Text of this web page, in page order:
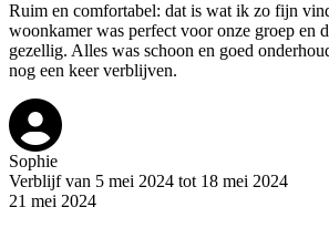
Ruim en comfortabel: dat is wat ik zo fijn
woonkamer was perfect voor onze groep en
gezellig. Alles was schoon en goed
nog een keer verblijven.
Sophie
Verblijf van 5 mei 2024 tot 18 mei 2024
21 mei 2024